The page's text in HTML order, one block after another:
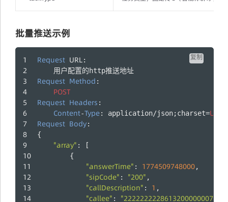
批量推送示例
复制
Request URL:
    用户配置的http推送地址
Request Method :
POST
Request Headers :
Content-Type: application/json;charset=UTF
Request Body:
{
"array" : [
        {
"answerTime" : 1774509748000,
"sipCode" : "200" ,
"callDescription" : 1 ,
"callee" : "2222222228613200000007"